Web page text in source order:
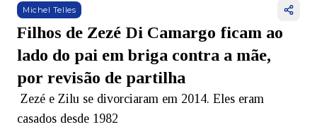
Michel Telles
Filhos de Zezé Di Camargo ficam ao
lado do pai em briga contra a mãe,
por revisão de partilha
Zezé e Zilu se divorciaram em 2014. Eles eram
casados desde 1982